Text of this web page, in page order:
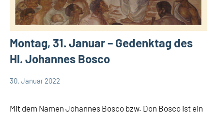
Montag, 31. Januar – Gedenktag des
Hl. Johannes Bosco
30. Januar 2022
Mit dem Namen Johannes Bosco bzw. Don Bosco ist ein